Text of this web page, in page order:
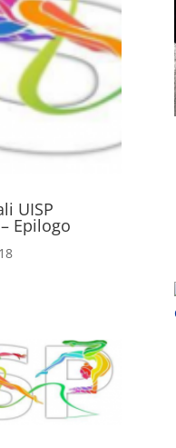
UISP
Epilogo